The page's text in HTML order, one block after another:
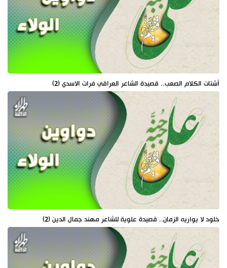
أشتات الكلام الصعب.. قصيدة الشاعر العراقي فرات الاسدي (2)
خلود لا يواريه الزمان.. قصيدة علوية للشاعر مهند جمال الدين (2)